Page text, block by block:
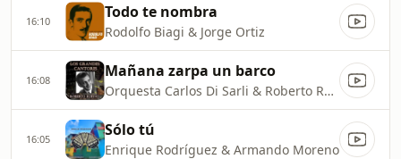
16:10 Todo te nombra
Rodolfo Biagi & Jorge Ortiz
16:08 Mañana zarpa un barco
Orquesta Carlos Di Sarli & Roberto Rufino
16:05 Sólo tú
Enrique Rodríguez & Armando Moreno